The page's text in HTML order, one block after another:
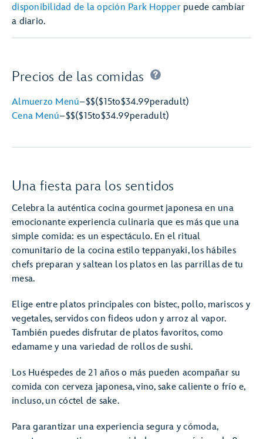
disponibilidad de la opción Park Hopperpuede cambiar
a diario.
Precios de las comidas
Almuerzo Menú–$$($15to$34.99peradult)
Cena Menú–$$($15to$34.99peradult)
Una fiesta para los sentidos
Celebra la auténtica cocina gourmet japonesa en una
emocionante experiencia culinaria que es más que una
simple comida: es un espectáculo. En el ritual
comunitario de la cocina estilo teppanyaki, los hábiles
chefs preparan y saltean los platos en las parrillas de tu
mesa.
Elige entre platos principales con bistec, pollo, mariscos y
vegetales, servidos con fideos udon y arroz al vapor.
También puedes disfrutar de platos favoritos, como
edamame y una variedad de rollos de sushi.
Los Huéspedes de 21 años o más pueden acompañar su
comida con cerveza japonesa, vino, sake caliente o frío e,
incluso, un cóctel de sake.
Para garantizar una experiencia segura y cómoda,